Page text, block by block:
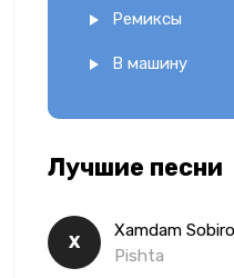
Ремиксы
В машину
Лучшие песни
X
Xamdam
Pishta